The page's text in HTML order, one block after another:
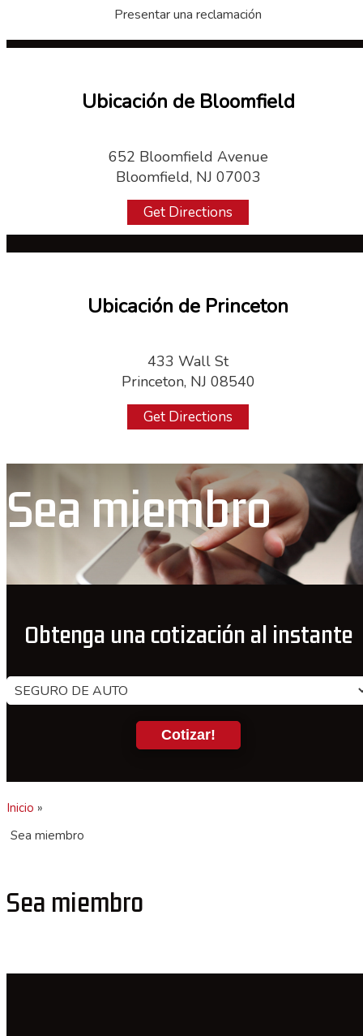
Presentar una reclamación
Ubicación de Bloomfield
652 Bloomfield Avenue
Bloomfield, NJ 07003
Get Directions
Ubicación de Princeton
433 Wall St
Princeton, NJ 08540
Get Directions
Sea miembro
Obtenga una cotización al instante
Tipo
de
Cotizar!
Inicio »
Sea miembro
Sea miembro